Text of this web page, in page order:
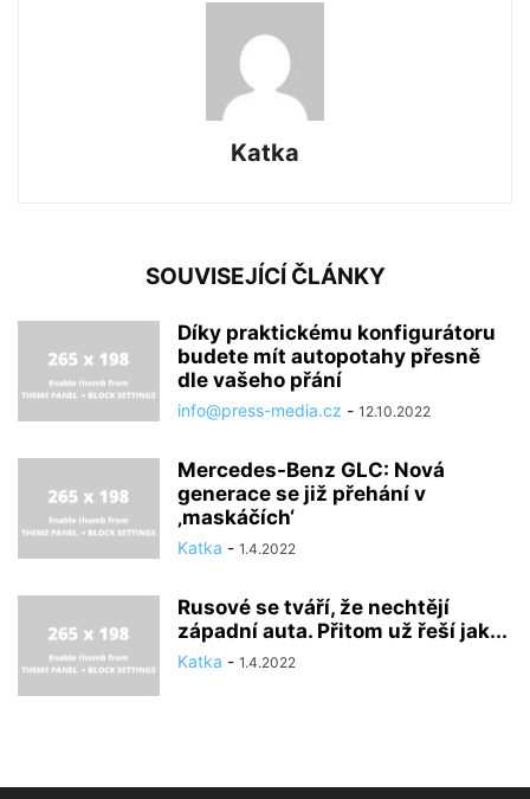
Katka
SOUVISEJÍCÍ ČLÁNKY
Díky praktickému konfigurátoru
budete mít autopotahy přesně
dle vašeho přání
info@press-media.cz - 12.10.2022
Mercedes-Benz GLC: Nová
generace se již přehání v
‚maskáčích‘
Katka - 1.4.2022
Rusové se tváří, že nechtějí
západní auta. Přitom už řeší jak...
Katka - 1.4.2022